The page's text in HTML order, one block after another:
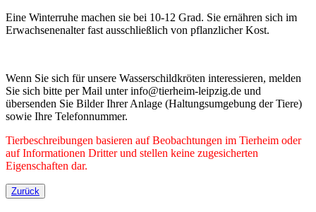
Eine Winterruhe machen sie bei 10-12 Grad. Sie ernähren sich im
Erwachsenenalter fast ausschließlich von pflanzlicher Kost.
Wenn Sie sich für unsere Wasserschildkröten interessieren, melden
Sie sich bitte per Mail unter info@tierheim-leipzig.de und
übersenden Sie Bilder Ihrer Anlage (Haltungsumgebung der Tiere)
sowie Ihre Telefonnummer.
Tierbeschreibungen basieren auf Beobachtungen im Tierheim oder
auf Informationen Dritter und stellen keine zugesicherten
Eigenschaften dar.
Zurück